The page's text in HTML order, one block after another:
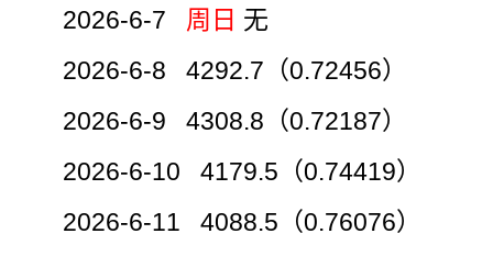
2026-6-7 周日 无
2026-6-8 4292.7（0.72456）
2026-6-9 4308.8（0.72187）
2026-6-10 4179.5（0.74419）
2026-6-11 4088.5（0.76076）